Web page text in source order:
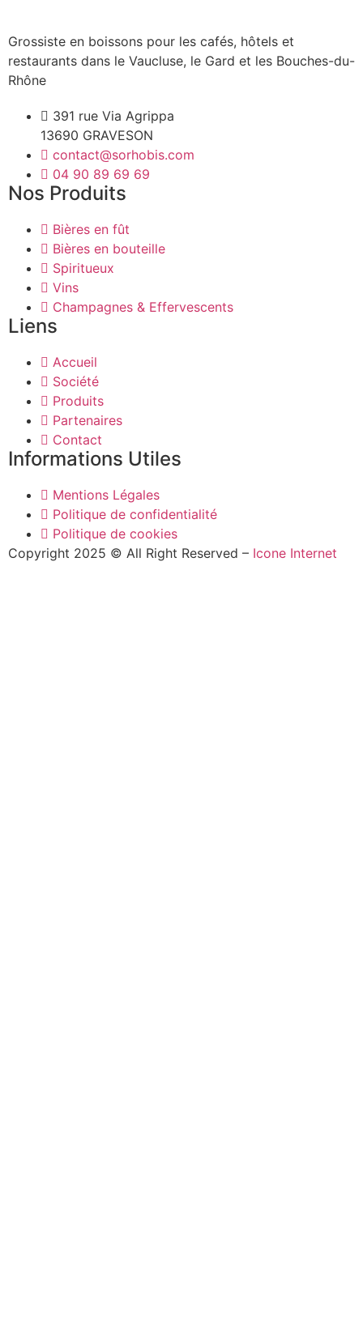
Grossiste en boissons pour les cafés, hôtels et
restaurants dans le Vaucluse, le Gard et les Bouches-du-
Rhône
391 rue Via Agrippa
13690 GRAVESON
contact@sorhobis.com
04 90 89 69 69
Nos Produits
Bières en fût
Bières en bouteille
Spiritueux
Vins
Champagnes & Effervescents
Liens
Accueil
Société
Produits
Partenaires
Contact
Informations Utiles
Mentions Légales
Politique de confidentialité
Politique de cookies
Copyright 2025 © All Right Reserved – Icone Internet